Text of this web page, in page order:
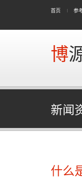
首页 参
新闻
什么